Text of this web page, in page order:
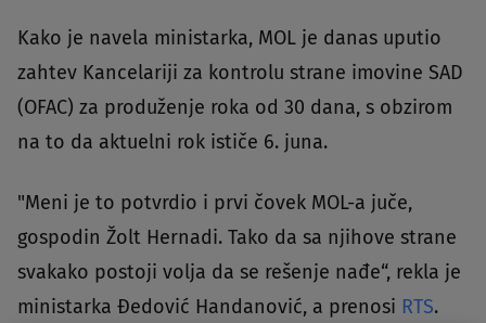
Kako je navela ministarka, MOL je danas uputio
zahtev Kancelariji za kontrolu strane imovine SAD
(OFAC) za produženje roka od 30 dana, s obzirom
na to da aktuelni rok ističe 6. juna.
"Meni je to potvrdio i prvi čovek MOL-a juče,
gospodin Žolt Hernadi. Tako da sa njihove strane
svakako postoji volja da se rešenje nađe“, rekla je
ministarka Đedović Handanović, a prenosi RTS.